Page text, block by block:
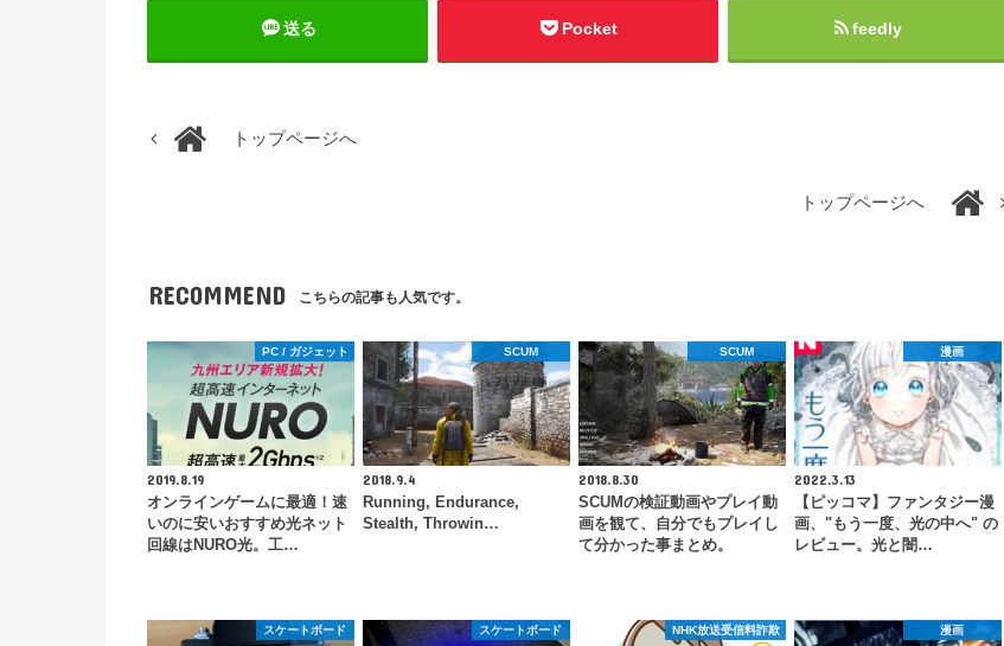
送る Pocket feedly
トップページへ
トップページへ
RECOMMEND こちらの記事も人気です。
PC / ガジェット
2019.8.19
オンラインゲームに最適！速
いのに安いおすすめ光ネット
回線はNURO光。工…
SCUM
2018.9.4
Running, Endurance,
Stealth, Throwin…
SCUM
2018.8.30
SCUMの検証動画やプレイ動
画を観て、自分でもプレイし
て分かった事まとめ。
漫画
2022.3.13
【ピッコマ】ファンタジー漫
画、"もう一度、光の中へ" の
レビュー。光と闇…
スケートボード スケートボード NHK放送受信料詐欺 漫画